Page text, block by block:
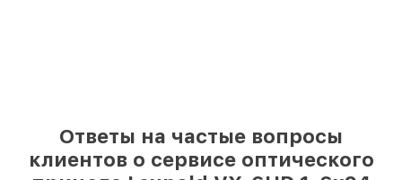
Ответы на частые вопросы
клиентов о сервисе оптического